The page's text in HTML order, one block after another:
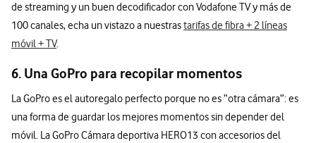
de streaming y un buen decodificador con Vodafone TV y más de
100 canales, echa un vistazo a nuestrastarifas de fibra + 2 líneas
móvil + TV.
6. Una GoPro para recopilar momentos
La GoPro es el autoregalo perfecto porque no es “otra cámara”: es
una forma de guardar los mejores momentos sin depender del
móvil. La GoPro Cámara deportiva HERO13 con accesorios del